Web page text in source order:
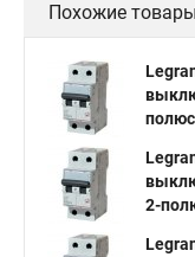
Похожие товары
2-